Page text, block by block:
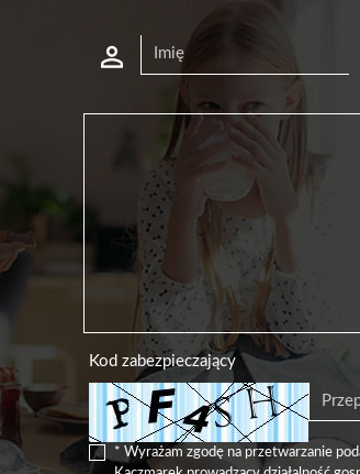
Kod zabezpieczający
* Wyrażam zgodę na przetwarzanie